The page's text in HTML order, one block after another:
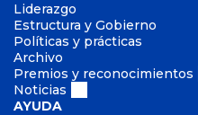
Liderazgo
Estructura y Gobierno
Políticas y prácticas
Archivo
Premios y reconocimientos
Noticias
AYUDA